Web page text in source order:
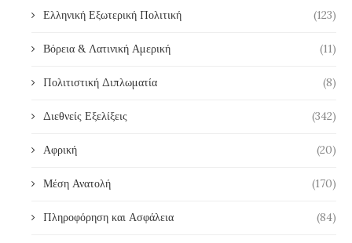
Ελληνική Εξωτερική Πολιτική (123)
Βόρεια & Λατινική Αμερική (11)
Πολιτιστική Διπλωματία (8)
Διεθνείς Εξελίξεις (342)
Αφρική (20)
Μέση Ανατολή (170)
Πληροφόρηση και Ασφάλεια (84)